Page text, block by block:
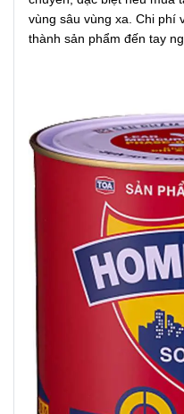
vùng sâu vùng xa. Chi phí
thành sản phẩm đến tay